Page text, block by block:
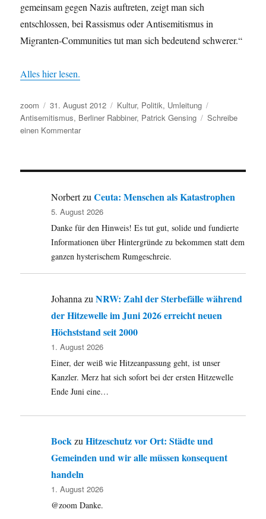
gemeinsam gegen Nazis auftreten, zeigt man sich
entschlossen, bei Rassismus oder Antisemitismus in
Migranten-Communities tut man sich bedeutend schwerer.“
Alles hier lesen.
Autor
zoom
Veröffentlicht
am
31. August 2012 Kategorien
Kultur, Politik, Umleitung
Antisemitismus, Berliner Rabbiner, Patrick Gensing
Schreibe
einen Kommentarzu
Gensing,
über
Hass
NorbertzuCeuta: Menschen als Katastrophen
5. August 2026
Danke für den Hinweis! Es tut gut, solide und fundierte
Informationen über Hintergründe zu bekommen statt dem
ganzen hysterischem Rumgeschreie.
JohannazuNRW: Zahl der Sterbefälle während
der Hitzewelle im Juni 2026 erreicht neuen
Höchststand seit 2000
1. August 2026
Einer, der weiß wie Hitzeanpassung geht, ist unser
Kanzler. Merz hat sich sofort bei der ersten Hitzewelle
Ende Juni eine…
BockzuHitzeschutz vor Ort: Städte und
Gemeinden und wir alle müssen konsequent
handeln
1. August 2026
@zoom Danke.